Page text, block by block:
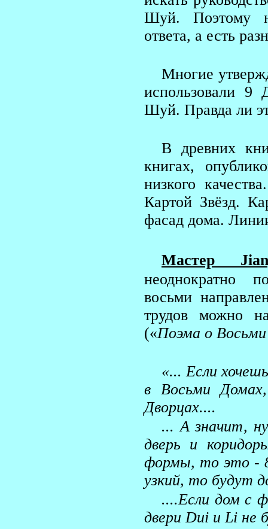
Шуй. Поэтому
ответа, а есть
Многие
использовали 9
Шуй. Правда ли
В древних
книгах,
низкого
Картой Звёзд.
фасад дома.
Мастер
неоднократно
восьми
трудов можно
(«Поэма о
«... Если
в Восьми
Дворцах....
... А значит,
дверь и
формы, то это -
узкий, то будут
....Если дом с
двериDui иLi не